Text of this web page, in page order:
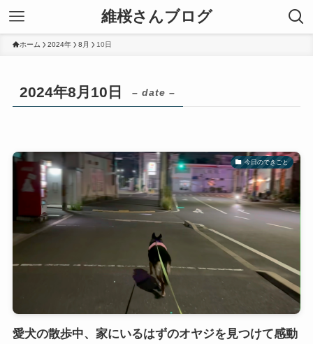
維桜さんブログ
ホーム 2024年 8月 10日
2024年8月10日 – date –
今日のできごと
愛犬の散歩中、家にいるはずのオヤジを見つけて感動